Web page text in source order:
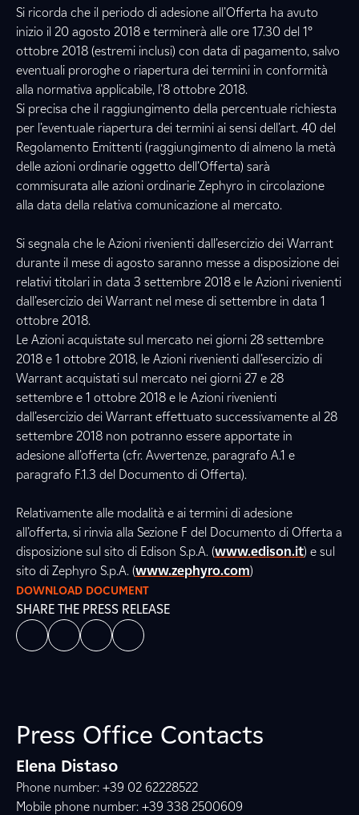
Si ricorda che il periodo di adesione all’Offerta ha avuto
inizio il 20 agosto 2018 e terminerà alle ore 17.30 del 1°
ottobre 2018 (estremi inclusi) con data di pagamento, salvo
eventuali proroghe o riapertura dei termini in conformità
alla normativa applicabile, l’8 ottobre 2018.
Si precisa che il raggiungimento della percentuale richiesta
per l’eventuale riapertura dei termini ai sensi dell’art. 40 del
Regolamento Emittenti (raggiungimento di almeno la metà
delle azioni ordinarie oggetto dell’Offerta) sarà
commisurata alle azioni ordinarie Zephyro in circolazione
alla data della relativa comunicazione al mercato.
Si segnala che le Azioni rivenienti dall’esercizio dei Warrant
durante il mese di agosto saranno messe a disposizione dei
relativi titolari in data 3 settembre 2018 e le Azioni rivenienti
dall’esercizio dei Warrant nel mese di settembre in data 1
ottobre 2018.
Le Azioni acquistate sul mercato nei giorni 28 settembre
2018 e 1 ottobre 2018, le Azioni rivenienti dall’esercizio di
Warrant acquistati sul mercato nei giorni 27 e 28
settembre e 1 ottobre 2018 e le Azioni rivenienti
dall’esercizio dei Warrant effettuato successivamente al 28
settembre 2018 non potranno essere apportate in
adesione all’offerta (cfr. Avvertenze, paragrafo A.1 e
paragrafo F.1.3 del Documento di Offerta).
Relativamente alle modalità e ai termini di adesione
all’offerta, si rinvia alla Sezione F del Documento di Offerta a
disposizione sul sito di Edison S.p.A. (www.edison.it) e sul
sito di Zephyro S.p.A. (www.zephyro.com)
DOWNLOAD DOCUMENT
SHARE THE PRESS RELEASE
Press Office Contacts
Elena Distaso
Phone number: +39 02 62228522
Mobile phone number: +39 338 2500609